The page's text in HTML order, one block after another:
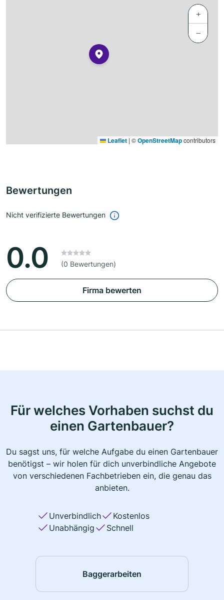
+
−
Leaflet | ©OpenStreetMapcontributors
Bewertungen
Nicht verifizierte Bewertungen
0.0 (0 Bewertungen)
Firma bewerten
Für welches Vorhaben suchst du
einen Gartenbauer?
Du sagst uns, für welche Aufgabe du einen Gartenbauer
benötigst – wir holen für dich unverbindliche Angebote
von verschiedenen Fachbetrieben ein, die genau das
anbieten.
Unverbindlich
Kostenlos
Unabhängig
Schnell
Baggerarbeiten